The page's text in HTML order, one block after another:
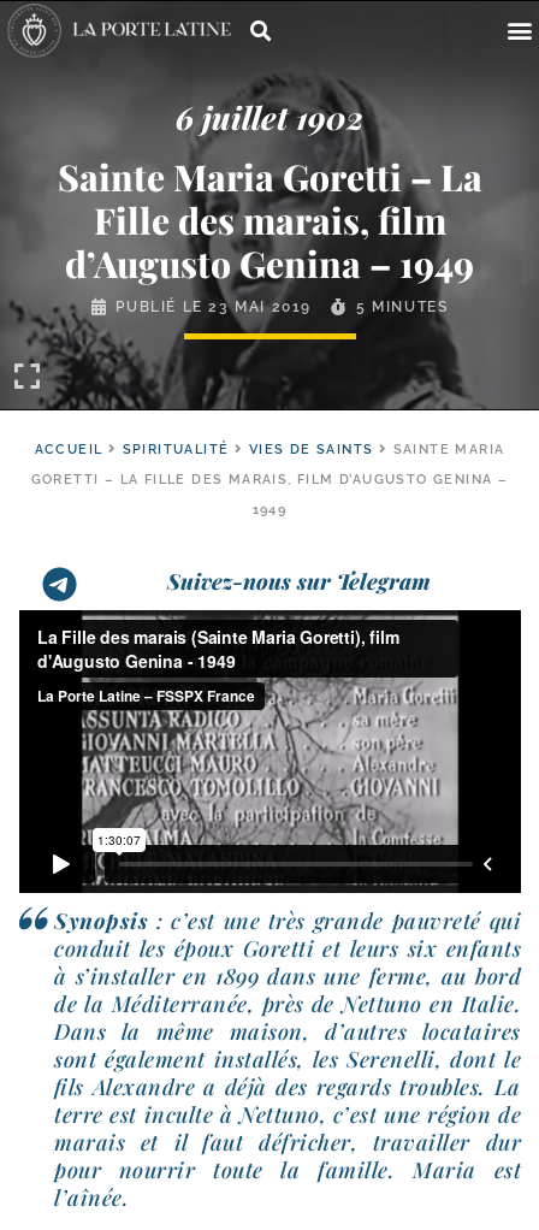
6 juillet 1902
Sainte Maria Goretti – La
Fille des marais, film
d’Augusto Genina – 1949
PUBLIÉ LE23 MAI 2019 5 MINUTES
ACCUEIL SPIRITUALITÉ VIES DE SAINTS
SAINTE MARIA
GORETTI – LA FILLE DES MARAIS, FILM D’AUGUSTO GENINA –
1949
Suivez-nous sur Telegram
Synopsis : c’est une très grande pau­vre­té qui
conduit les époux Goretti et leurs six enfants
à s’ins­tal­ler en 1899 dans une ferme, au bord
de la Méditerranée, près de Nettuno en Italie.
Dans la même mai­son, d’autres loca­taires
sont éga­le­ment ins­tal­lés, les Serenelli, dont le
fils Alexandre a déjà des regards troubles. La
terre est inculte à Nettuno, c’est une région de
marais et il faut défri­cher, tra­vailler dur
pour nour­rir toute la famille. Maria est
l’aînée.